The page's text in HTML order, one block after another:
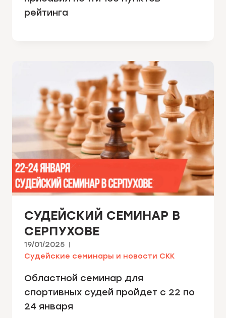
рейтинга
СУДЕЙСКИЙ СЕМИНАР В
СЕРПУХОВЕ
19/01/2025
Судейские семинары и новости СКК
Областной семинар для
спортивных судей пройдет с 22 по
24 января